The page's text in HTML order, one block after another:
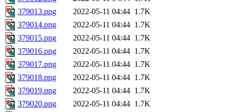
379013.png
2022-05-11 04:44 1.7K
379014.png
2022-05-11 04:44 1.7K
379015.png
2022-05-11 04:44 1.7K
379016.png
2022-05-11 04:44 1.7K
379017.png
2022-05-11 04:44 1.7K
379018.png
2022-05-11 04:44 1.7K
379019.png
2022-05-11 04:44 1.7K
379020.png
2022-05-11 04:44 1.7K